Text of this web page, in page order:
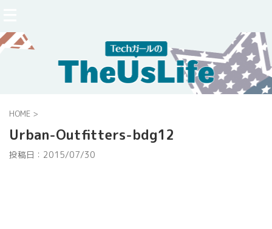
HOME >
Urban-Outfitters-bdg12
投稿日： 2015/07/30